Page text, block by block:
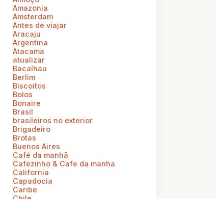
Amazonia
Amsterdam
Antes de viajar
Aracaju
Argentina
Atacama
atualizar
Bacalhau
Berlim
Biscoitos
Bolos
Bonaire
Brasil
brasileiros no exterior
Brigadeiro
Brotas
Buenos Aires
Café da manhã
Cafezinho & Cafe da manha
California
Capadocia
Caribe